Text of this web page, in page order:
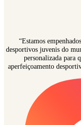
“Estamos
desportivos juvenis do
personalizada para
aperfeiçoamento